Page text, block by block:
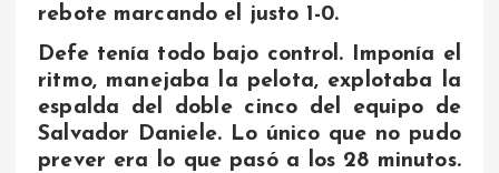
rebote marcando el justo 1-0.
Defe tenía todo bajo control. Imponía el
ritmo, manejaba la pelota, explotaba la
espalda del doble cinco del equipo de
Salvador Daniele. Lo único que no pudo
prever era lo que pasó a los 28 minutos.